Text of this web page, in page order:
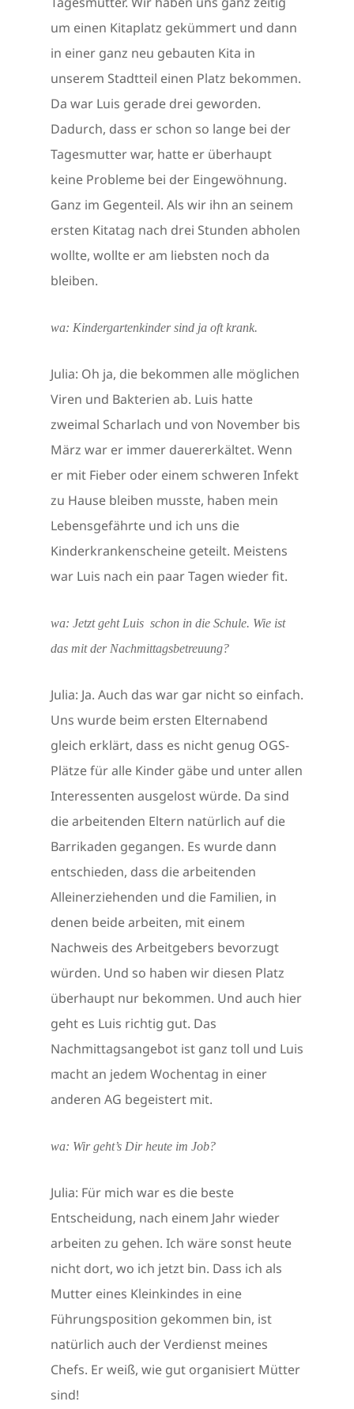
um einen Kitaplatz gekümmert und dann
in einer ganz neu gebauten Kita in
unserem Stadtteil einen Platz bekommen.
Da war Luis gerade drei geworden.
Dadurch, dass er schon so lange bei der
Tagesmutter war, hatte er überhaupt
keine Probleme bei der Eingewöhnung.
Ganz im Gegenteil. Als wir ihn an seinem
ersten Kitatag nach drei Stunden abholen
wollte, wollte er am liebsten noch da
bleiben.
wa: Kindergartenkinder sind ja oft krank.
Julia: Oh ja, die bekommen alle möglichen
Viren und Bakterien ab. Luis hatte
zweimal Scharlach und von November bis
März war er immer dauererkältet. Wenn
er mit Fieber oder einem schweren Infekt
zu Hause bleiben musste, haben mein
Lebensgefährte und ich uns die
Kinderkrankenscheine geteilt. Meistens
war Luis nach ein paar Tagen wieder fit.
wa: Jetzt geht Luis schon in die Schule. Wie ist
das mit der Nachmittagsbetreuung?
Julia: Ja. Auch das war gar nicht so einfach.
Uns wurde beim ersten Elternabend
gleich erklärt, dass es nicht genug OGS-
Plätze für alle Kinder gäbe und unter allen
Interessenten ausgelost würde. Da sind
die arbeitenden Eltern natürlich auf die
Barrikaden gegangen. Es wurde dann
entschieden, dass die arbeitenden
Alleinerziehenden und die Familien, in
denen beide arbeiten, mit einem
Nachweis des Arbeitgebers bevorzugt
würden. Und so haben wir diesen Platz
überhaupt nur bekommen. Und auch hier
geht es Luis richtig gut. Das
Nachmittagsangebot ist ganz toll und Luis
macht an jedem Wochentag in einer
anderen AG begeistert mit.
wa: Wir geht’s Dir heute im Job?
Julia: Für mich war es die beste
Entscheidung, nach einem Jahr wieder
arbeiten zu gehen. Ich wäre sonst heute
nicht dort, wo ich jetzt bin. Dass ich als
Mutter eines Kleinkindes in eine
Führungsposition gekommen bin, ist
natürlich auch der Verdienst meines
Chefs. Er weiß, wie gut organisiert Mütter
sind!